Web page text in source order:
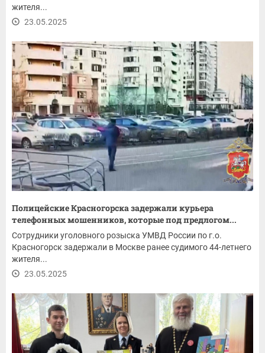
жителя...
23.05.2025
Полицейские Красногорска задержали курьера
телефонных мошенников, которые под предлогом...
Сотрудники уголовного розыска УМВД России по г.о.
Красногорск задержали в Москве ранее судимого 44-летнего
жителя...
23.05.2025